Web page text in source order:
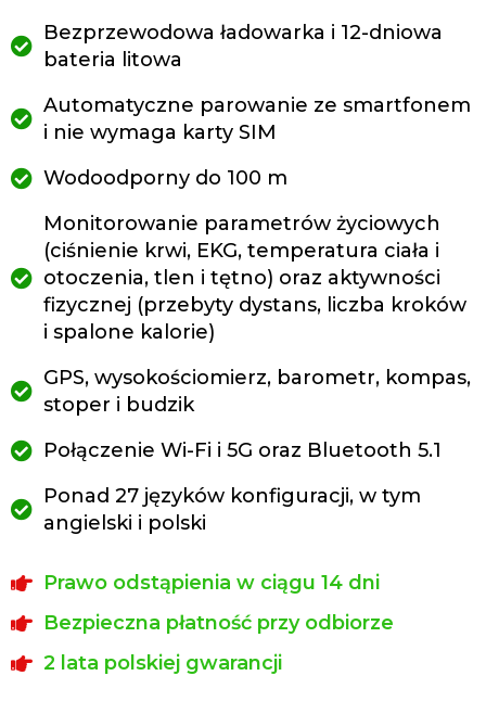
Bezprzewodowa ładowarka i 12-dniowa
bateria litowa
Automatyczne parowanie ze smartfonem
i nie wymaga karty SIM
Wodoodporny do 100 m
Monitorowanie parametrów życiowych
(ciśnienie krwi, EKG, temperatura ciała i
otoczenia, tlen i tętno) oraz aktywności
fizycznej (przebyty dystans, liczba kroków
i spalone kalorie)
GPS, wysokościomierz, barometr, kompas,
stoper i budzik
Połączenie Wi-Fi i 5G oraz Bluetooth 5.1
Ponad 27 języków konfiguracji, w tym
angielski i polski
Prawo odstąpienia w ciągu 14 dni
Bezpieczna płatność przy odbiorze
2 lata polskiej gwarancji